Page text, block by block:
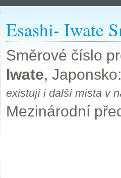
Esashi- Iwate
Směrové číslo
Iwate,
existují i další místa v
Mezinárodní